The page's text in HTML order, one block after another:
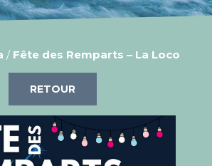
/ Fête des Remparts – La Loco
RETOUR